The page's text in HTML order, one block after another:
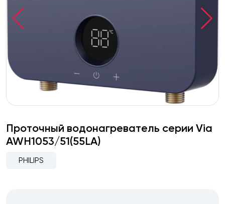
Проточный водонагреватель серии Via
AWH1053/51(55LA)
PHILIPS